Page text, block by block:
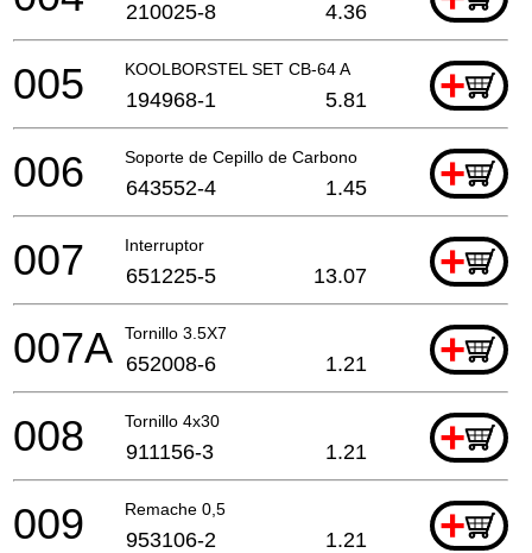
210025-8 4.36
KOOLBORSTEL SET CB-64 A +
005 194968-1 5.81
Soporte de Cepillo de Carbono +
006 643552-4 1.45
Interruptor +
007 651225-5 13.07
Tornillo 3.5X7 +
007A 652008-6 1.21
Tornillo 4x30 +
008 911156-3 1.21
Remache 0,5 +
009 953106-2 1.21